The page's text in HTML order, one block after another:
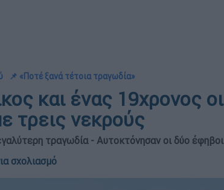
📌 «Ποτέ ξανά τέτοια τραγωδία»
και ένας 19χρονος οι
τρεις νεκρούς
τραγωδία - Αυτοκτόνησαν οι δύο έφηβοι
σχολιασμό